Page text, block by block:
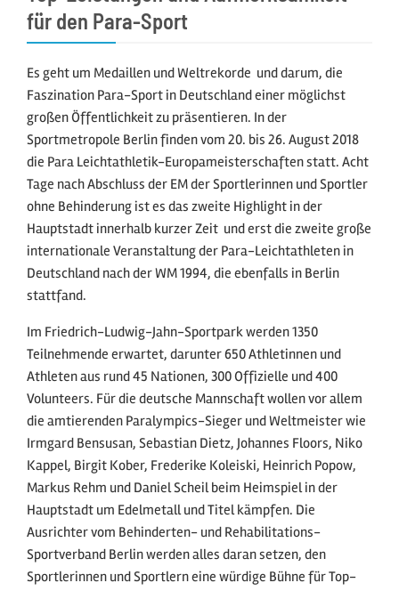
für den Para-Sport
Es geht um Medaillen und Weltrekorde  und darum, die
Faszination Para-Sport in Deutschland einer möglichst
großen Öffentlichkeit zu präsentieren. In der
Sportmetropole Berlin finden vom 20. bis 26. August 2018
die Para Leichtathletik-Europameisterschaften statt. Acht
Tage nach Abschluss der EM der Sportlerinnen und Sportler
ohne Behinderung ist es das zweite Highlight in der
Hauptstadt innerhalb kurzer Zeit  und erst die zweite große
internationale Veranstaltung der Para-Leichtathleten in
Deutschland nach der WM 1994, die ebenfalls in Berlin
stattfand.
Im Friedrich-Ludwig-Jahn-Sportpark werden 1350
Teilnehmende erwartet, darunter 650 Athletinnen und
Athleten aus rund 45 Nationen, 300 Offizielle und 400
Volunteers. Für die deutsche Mannschaft wollen vor allem
die amtierenden Paralympics-Sieger und Weltmeister wie
Irmgard Bensusan, Sebastian Dietz, Johannes Floors, Niko
Kappel, Birgit Kober, Frederike Koleiski, Heinrich Popow,
Markus Rehm und Daniel Scheil beim Heimspiel in der
Hauptstadt um Edelmetall und Titel kämpfen. Die
Ausrichter vom Behinderten- und Rehabilitations-
Sportverband Berlin werden alles daran setzen, den
Sportlerinnen und Sportlern eine würdige Bühne für Top-